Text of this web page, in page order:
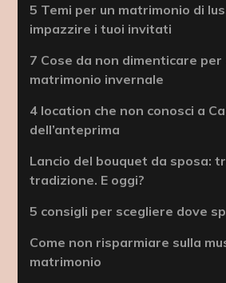
5 Temi per un matrimonio di
impazzire i tuoi invitati
7 Cose da non dimenticare
matrimonio invernale
4 location che non conosci a
dell’anteprima
Lancio del bouquet da sposa:
tradizione. E oggi?
5 consigli per scegliere dove
Come non risparmiare sulla
matrimonio